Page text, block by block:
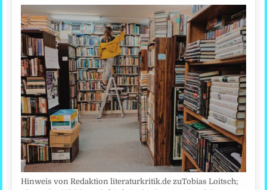
Hinweis von Redaktion literaturkritik.de zuTobias Loitsch;